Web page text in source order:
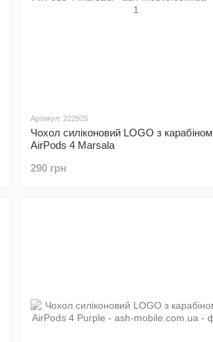
Артикул: 222925
Чохол силіконовий LOGO з
AirPods 4 Marsala
290 грн